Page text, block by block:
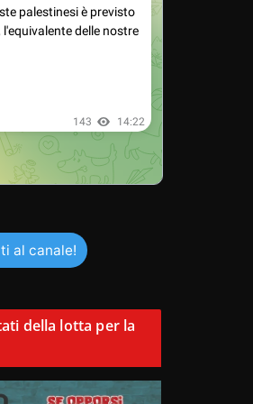
al canale!
della lotta per la